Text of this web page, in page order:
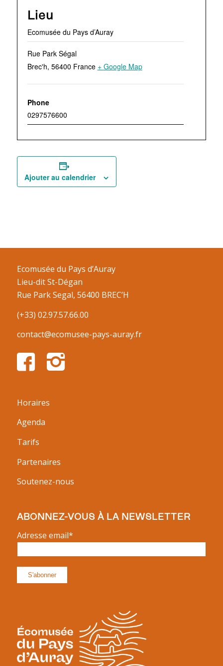
Lieu
Ecomusée du Pays d’Auray
Rue Park Ségal
Brec'h, 56400 France + Google Map
Phone
0297576600
Ajouter au calendrier
Ecomusée du Pays d’Auray
Lieu-dit St-Dégan
Rue Park Segal, 56400 BREC’H
(+33) 02.97.57.66.00
contact@ecomusee-pays-auray.fr
Horaires
Agenda
Tarifs
Partenaires
Soutenez-nous
ABONNEZ-VOUS À LA NEWSLETTER
Adresse email*